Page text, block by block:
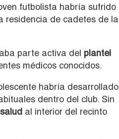
futbolista habría sufrido
residencia de cadetes de la
parte activa del plantel
médicos conocidos.
habría desarrollado
dentro del club. Sin
al interior del recinto